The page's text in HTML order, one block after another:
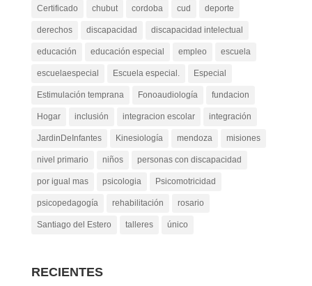
Certificado chubut cordoba cud deporte
derechos discapacidad discapacidad intelectual
educación educación especial empleo escuela
escuelaespecial Escuela especial. Especial
Estimulación temprana Fonoaudiología fundacion
Hogar inclusión integracion escolar integración
JardinDeInfantes Kinesiología mendoza misiones
nivel primario niños personas con discapacidad
por igual mas psicologia Psicomotricidad
psicopedagogía rehabilitación rosario
Santiago del Estero talleres único
RECIENTES